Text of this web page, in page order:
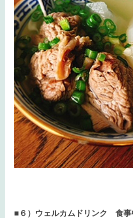
■６）ウェルカムドリンク 食